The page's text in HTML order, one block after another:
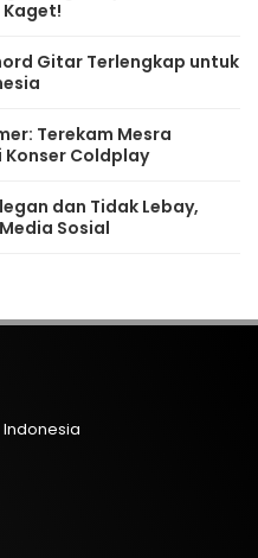
Kaget!
Gitar Terlengkap untuk
Terekam Mesra
Konser Coldplay
dan Tidak Lebay,
Sosial